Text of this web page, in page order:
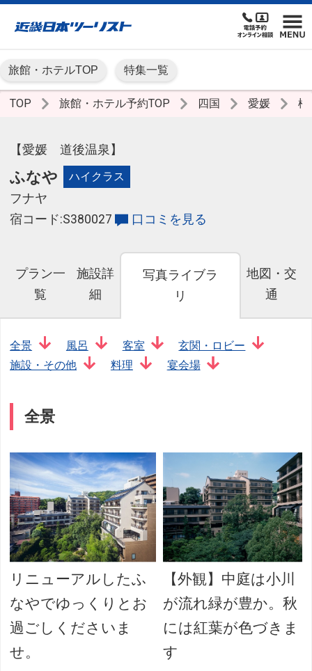
旅館・ホテルTOP 特集一覧
TOP 旅館・ホテル予約TOP 四国 愛媛
【愛媛 道後温泉】
ふなや ハイクラス
フナヤ
宿コード:S380027
口コミを見る
プラン一
覧
施設詳
細
写真ライブラ
リ
地図・交
通
全景 風呂 客室
玄関・ロビー
施設・その他
料理 宴会場
全景
リニューアルしたふ
なやでゆっくりとお
過ごしくださいま
せ。
【外観】中庭は小川
が流れ緑が豊か。秋
には紅葉が色づきま
す